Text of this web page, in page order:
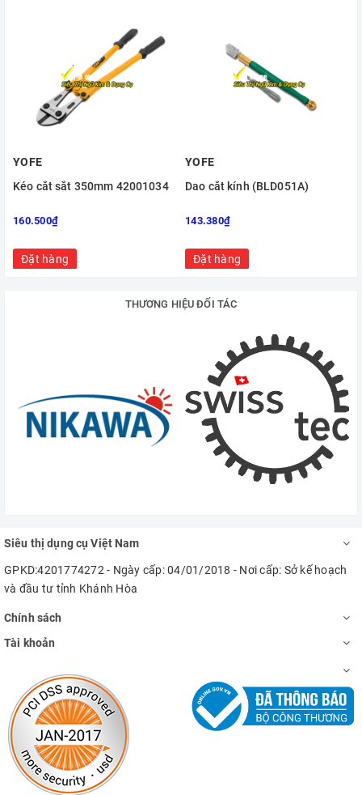
YOFE
Kéo cắt sắt 350mm 42001034
160.500₫
Đặt hàng
YOFE
Dao cắt kính (BLD051A)
143.380₫
Đặt hàng
THƯƠNG HIỆU ĐỐI TÁC
Siêu thị dụng cụ Việt Nam
GPKD:4201774272 - Ngày cấp: 04/01/2018 - Nơi cấp: Sở kế hoạch
và đầu tư tỉnh Khánh Hòa
Chính sách
Tài khoản